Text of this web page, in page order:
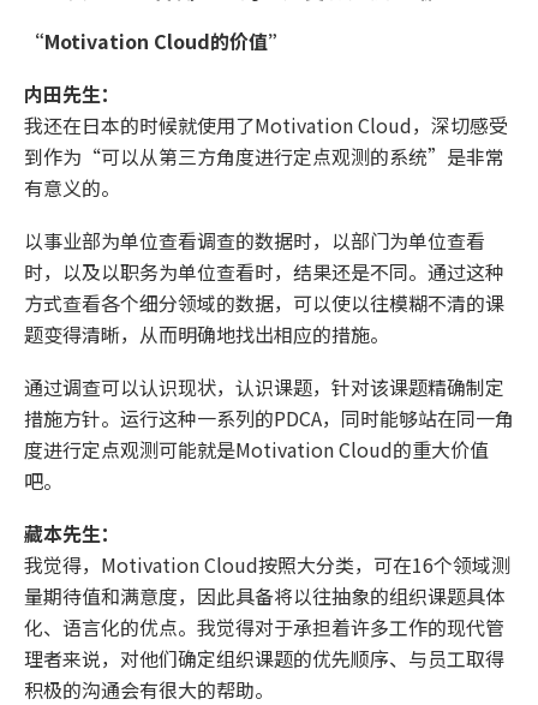
“Motivation Cloud的价值”
内田先生：
我还在日本的时候就使用了Motivation Cloud，深切感受
到作为“可以从第三方角度进行定点观测的系统”是非常
有意义的。
以事业部为单位查看调查的数据时，以部门为单位查看
时，以及以职务为单位查看时，结果还是不同。通过这种
方式查看各个细分领域的数据，可以使以往模糊不清的课
题变得清晰，从而明确地找出相应的措施。
通过调查可以认识现状，认识课题，针对该课题精确制定
措施方针。运行这种一系列的PDCA，同时能够站在同一角
度进行定点观测可能就是Motivation Cloud的重大价值
吧。
藏本先生：
我觉得，Motivation Cloud按照大分类，可在16个领域测
量期待值和满意度，因此具备将以往抽象的组织课题具体
化、语言化的优点。我觉得对于承担着许多工作的现代管
理者来说，对他们确定组织课题的优先顺序、与员工取得
积极的沟通会有很大的帮助。